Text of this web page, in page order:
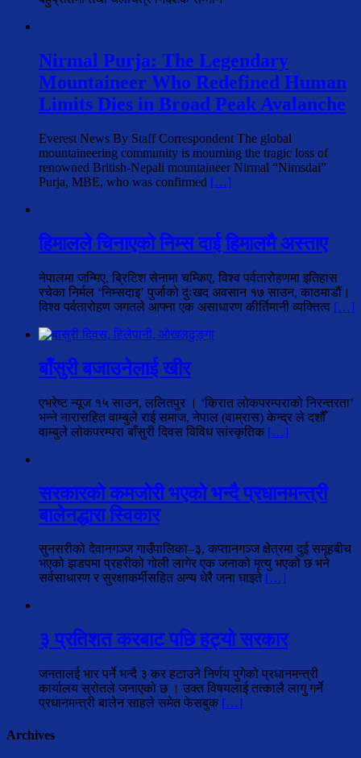
Nirmal Purja: The Legendary
Mountaineer Who Redefined Human
Limits Dies in Broad Peak Avalanche
Everest News By Staff Correspondent The global
mountaineering community is mourning the tragic loss of
renowned British-Nepali mountaineer Nirmal “Nimsdai”
Purja, MBE, who was confirmed […]
हिमालले चिनाएको निम्स दाई हिमालमै अस्ताए
नेपालमा जन्मिए, ब्रिटिश सेनामा चम्किए, विश्व पर्वतारोहणमा इतिहास
रचेका निर्मल ‘निम्सदाइ’ पुर्जाको दुःखद अवसान १७ साउन, काठमाडौं।
विश्व पर्वतारोहण जगतले आफ्ना एक असाधारण कीर्तिमानी व्यक्तित्व […]
बाँसुरी बजाउनेलाई खीर
एभरेष्ट न्यूज १५ साउन, ललितपुर । ‘किरात लोकपरम्पराको निरन्तरता’
भन्ने नारासहित वाम्बुले राई समाज, नेपाल (वाम्रास) केन्द्र ले दशौँ
वाम्बुले लोकपरम्परा बाँसुरी दिवस विविध सांस्कृतिक […]
सरकारको कमजोरी भएको भन्दै प्रधानमन्त्री
बालेनद्धारा स्विकार
सुनसरीको देवानगञ्ज गाउँपालिका–३, कप्तानगञ्ज क्षेत्रमा दुई समूहबीच
भएको झडपमा प्रहरीको गोली लागेर एक जनाको मृत्यु भएको छ भने
सर्वसाधारण र सुरक्षाकर्मीसहित अन्य धेरै जना घाइते […]
३ प्रतिशत करबाट पछि हट्यो सरकार
जनतालई भार पर्ने भन्दै ३ कर हटाउने निर्णय पुगेको प्रधानमन्त्री
कार्यालय स्रोतले जनाएको छ । उक्त विषयलाई तत्कालै लागु गर्ने
प्रधानमन्त्री बालेन साहले समेत फेसबुक […]
Archives